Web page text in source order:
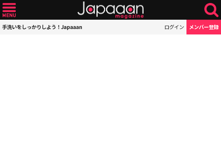
手洗いをしっかりしよう！Japaaan ログイン メンバー登録